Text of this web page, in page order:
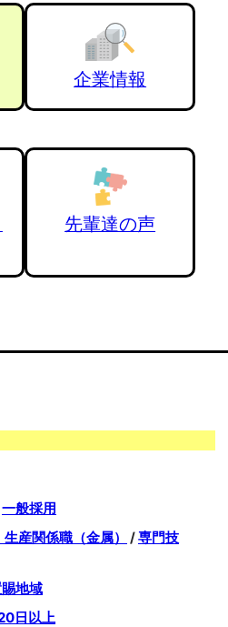
企業情報
先輩達の声
一般採用
産関係職（金属） /専門技
地域
日以上